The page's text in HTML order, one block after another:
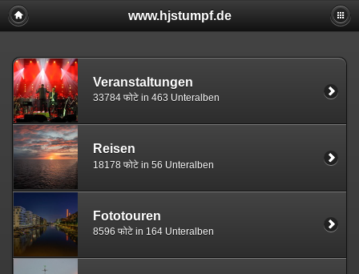
www.hjstumpf.de
Veranstaltungen
33784 फोटे in 463 Unteralben
Reisen
18178 फोटे in 56 Unteralben
Fototouren
8596 फोटे in 164 Unteralben